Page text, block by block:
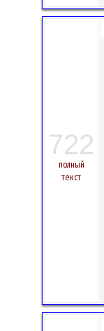
722
полный
текст